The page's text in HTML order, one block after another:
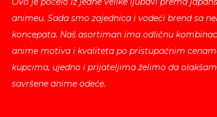
animeu. Sada smo zajednica i vodeći brend sa
koncepata. Naš asortiman ima odličnu
anime motiva i kvaliteta po pristupačnim
kupcima, ujedno i prijateljima želimo da
savršene anime odeće.